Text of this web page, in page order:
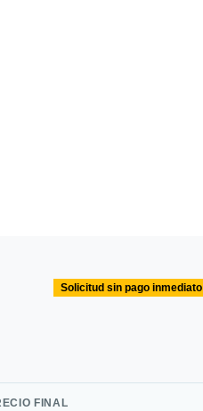
Solicitud sin pago inmediato
FINAL